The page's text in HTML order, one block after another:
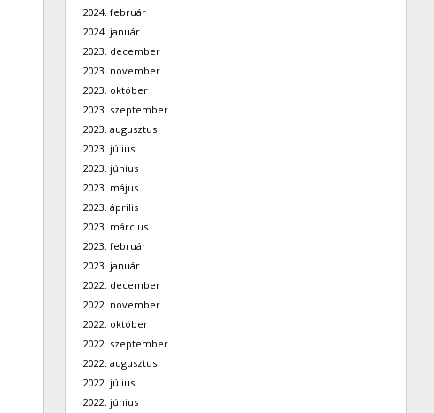
2024. február
2024. január
2023. december
2023. november
2023. október
2023. szeptember
2023. augusztus
2023. július
2023. június
2023. május
2023. április
2023. március
2023. február
2023. január
2022. december
2022. november
2022. október
2022. szeptember
2022. augusztus
2022. július
2022. június